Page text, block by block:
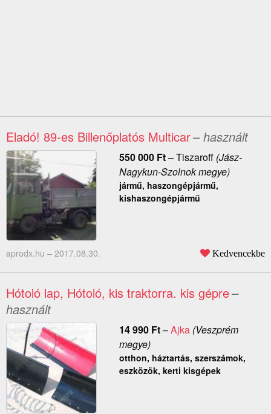
Eladó! 89-es Billenőplatós Multicar– használt
550 000 Ft–Tiszaroff(Jász-
Nagykun-Szolnok megye)
jármű, haszongépjármű,
kishaszongépjármű
aprodx.hu – 2017.08.30. Kedvencekbe
Hótoló lap, Hótoló, kis traktorra. kis gépre–
használt
14 990 Ft–Ajka(Veszprém
megye)
otthon, háztartás, szerszámok,
eszközök, kerti kisgépek